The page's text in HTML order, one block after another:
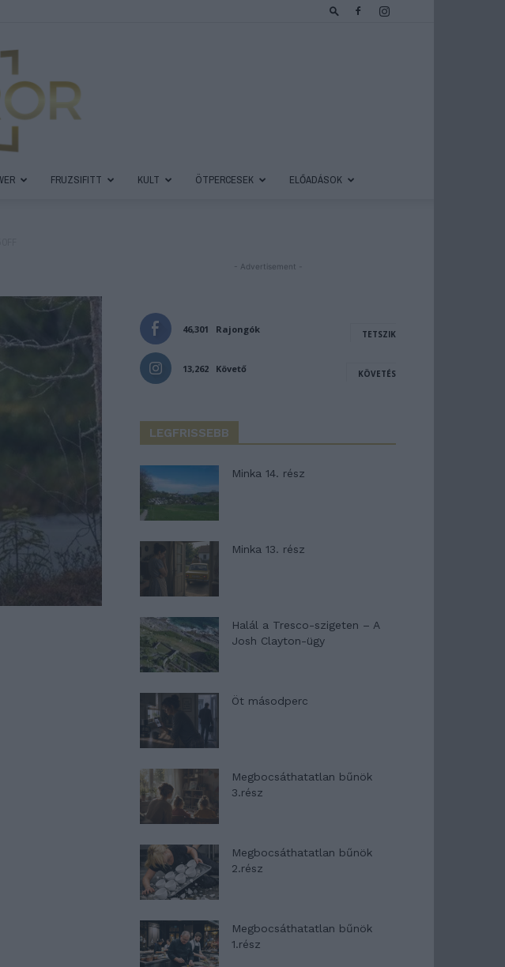
FRUZSIFITT KULT ÖTPERCESEK ELŐADÁSOK
- Advertisement -
46,301 Rajongók TETSZIK
13,262 Követő KÖVETÉS
LEGFRISSEBB
Minka 14. rész
Minka 13. rész
Halál a Tresco-szigeten – A
Josh Clayton-ügy
Öt másodperc
Megbocsáthatatlan bűnök
3.rész
Megbocsáthatatlan bűnök
2.rész
Megbocsáthatatlan bűnök
1.rész